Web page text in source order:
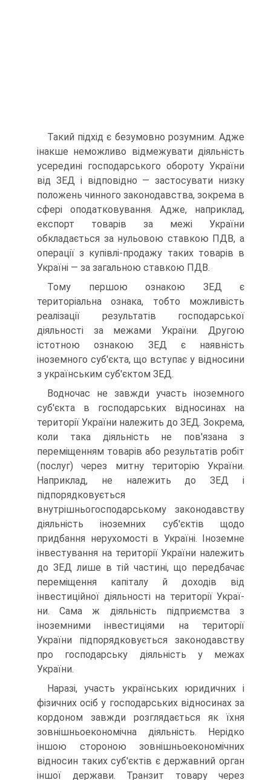
Такий підхід є безумовно розумним. Адже
інакше неможливо відмежувати діяльність
усередині господарського обороту України
від ЗЕД і відповідно — застосувати низку
положень чинного за­конодавства, зокрема в
сфері оподатковування. Адже, наприклад,
експорт товарів за межі України
обкладається за нульовою ставкою ПДВ, а
операції з купівлі-продажу таких товарів в
Україні — за загальною ставкою ПДВ.
Тому першою ознакою ЗЕД є
територіальна ознака, тобто мож­ливість
реалізації результатів господарської
діяльності за межами України. Другою
істотною ознакою ЗЕД є наявність
іноземного суб'єкта, що вступає у відносини
з українським суб'єктом ЗЕД.
Водночас не завжди участь іноземного
суб'єкта в господарських відносинах на
території України належить до ЗЕД. Зокрема,
коли така діяльність не пов'язана з
переміщенням товарів або результа­тів робіт
(послуг) через митну територію України.
Наприклад, не належить до ЗЕД і
підпорядковується
внутрішньогосподарському законодавству
діяльність іноземних суб'єктів щодо
придбання не­рухомості в Україні. Іноземне
інвестування на території України належить
до ЗЕД лише в тій частині, що передбачає
переміщення капіталу й доходів від
інвестиційної діяльності на території Украї­
ни. Сама ж діяльність підприємства з
іноземними інвестиціями на території
України підпорядковується законодавству
про господар­ську діяльність у межах
України.
Наразі, участь українських юридичних і
фізичних осіб у госпо­дарських відносинах за
кордоном завжди розглядається як їхня
зовнішньоекономічна діяльність. Нерідко
іншою стороною зовніш­ньоекономічних
відносин таких суб'єктів є державний орган
іншої держави. Транзит товару через